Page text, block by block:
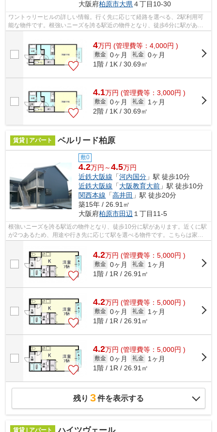
大阪府柏原市大県４丁目10-30
ワントゥリーヒルの詳しい情報。行く先に応じて経路を選べる、2駅利用可
能な物件です。根強いニーズを誇る駅近の物件となり、徒歩6分に駅があり
4万円 (管理費等：4,000円 )
敷金 0ヶ月 礼金 0ヶ月
1階 / 1K / 30.69㎡
4.1万円 (管理費等：3,000円 )
敷金 0ヶ月 礼金
1ヶ月
2階 / 1K / 30.69㎡
賃貸 | アパート ベルリード柏原
敷0
4.2万円～4.5万円
近鉄大阪線 「河内国分 」駅 徒歩10分
近鉄大阪線 「大阪教育大前 」駅 徒歩10分
関西本線 「高井田 」駅 徒歩20分
築15年 / 26.91㎡
大阪府柏原市田辺 １丁目11-5
根強いニーズを誇る駅近の物件となり、徒歩10分に駅があります。近くに駅
が2つあるため、用途や行き先に応じて駅を選べる物件です。こちらは家賃
4.2万円 (管理費等：5,000円 )
敷金 0ヶ月 礼金
1ヶ月
1階 / 1R / 26.91㎡
4.2万円 (管理費等：5,000円 )
敷金 0ヶ月 礼金
1ヶ月
1階 / 1R / 26.91㎡
4.2万円 (管理費等：5,000円 )
敷金 0ヶ月 礼金
1ヶ月
1階 / 1R / 26.91㎡
残り 3件を表示する
賃貸 | アパート